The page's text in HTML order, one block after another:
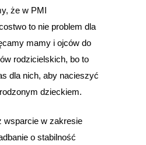
że w PMI
to nie problem dla
mamy i ojców do
rodzicielskich, bo to
dla nich, aby nacieszyć
dzieckiem.
wsparcie w zakresie
o stabilność